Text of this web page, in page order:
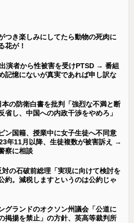
つき楽しみにしてたら動物の死肉に
花が！
演者から性被害を受けPTSD → 番組
記憶にないが真実であれば申し訳な
本の防衛白書を批判「強烈な不満と断
省し、中国への内政干渉をやめろ」
ン国籍、授業中に女子生徒へ不同意
年11月以降、生徒複数が被害訴え →
察に相談
対の石破前総理「実現に向けて検討を
約。減税しますというのは公約じゃ
グランドのオクソン州議会「公道に
掲揚を禁止」の方針、英高等裁判所